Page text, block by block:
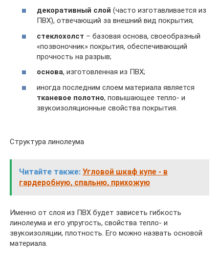
декоративный слой (часто изготавливается из
ПВХ), отвечающий за внешний вид покрытия;
стеклохолст – базовая основа, своеобразный
«позвоночник» покрытия, обеспечивающий
прочность на разрыв;
основа, изготовленная из ПВХ;
иногда последним слоем материала является
тканевое полотно, повышающее тепло- и
звукоизоляционные свойства покрытия.
Структура линолеума
Читайте также: Угловой шкаф купе - в
гардеробную, спальню, прихожую
Именно от слоя из ПВХ будет зависеть гибкость
линолеума и его упругость, свойства тепло- и
звукоизоляции, плотность. Его можно назвать основой
материала.